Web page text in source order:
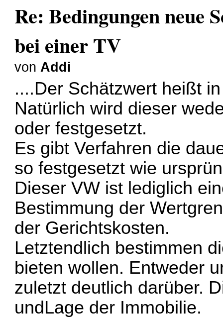
Re: Bedingungen neue
bei einer TV
von Addi
....Der Schätzwert heißt
Natürlich wird dieser
oder festgesetzt.
Es gibt Verfahren die
so festgesetzt wie
Dieser VW ist lediglich
Bestimmung der
der Gerichtskosten.
Letztendlich bestimmen
bieten wollen. Entweder
zuletzt deutlich darüber.
undLage der Immobilie.